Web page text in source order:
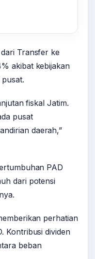
Transfer ke
akibat kebijakan
fiskal Jatim.
pusat
daerah,”
PAD
dari potensi
perhatian
Kontribusi dividen
beban